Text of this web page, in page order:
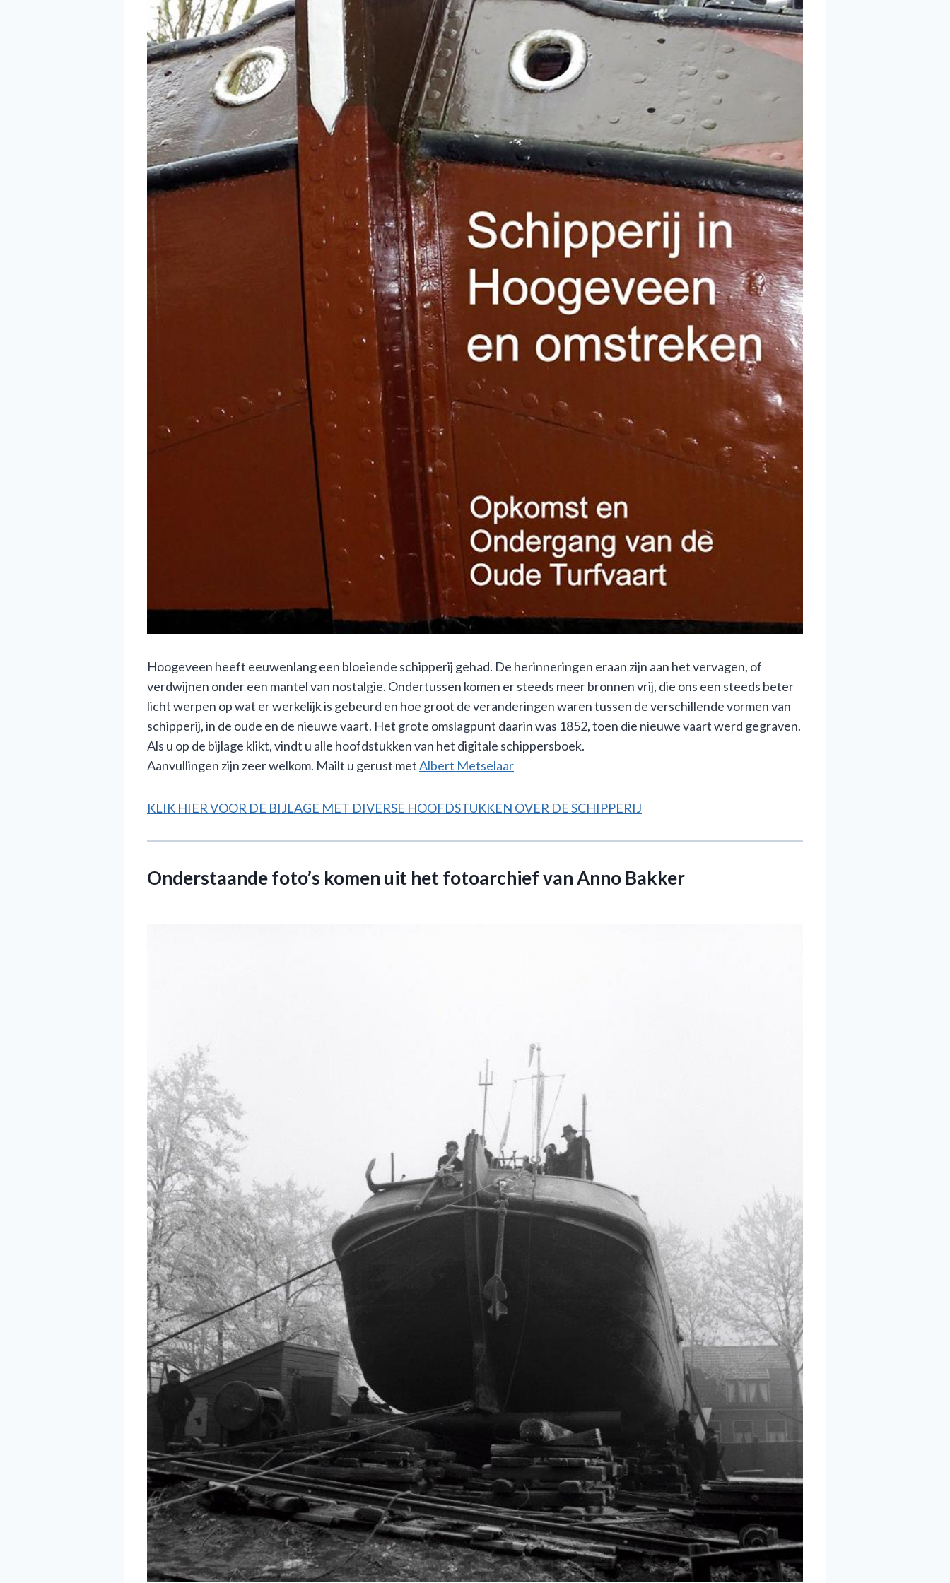
Hoogeveen heeft eeuwenlang een bloeiende schipperij gehad. De herinneringen eraan zijn aan het vervagen, of
verdwijnen onder een mantel van nostalgie. Ondertussen komen er steeds meer bronnen vrij, die ons een steeds beter
licht werpen op wat er werkelijk is gebeurd en hoe groot de veranderingen waren tussen de verschillende vormen van
schipperij, in de oude en de nieuwe vaart. Het grote omslagpunt daarin was 1852, toen die nieuwe vaart werd gegraven.
Als u op de bijlage klikt, vindt u alle hoofdstukken van het digitale schippersboek.
Aanvullingen zijn zeer welkom. Mailt u gerust metAlbert Metselaar
KLIK HIER VOOR DE BIJLAGE MET DIVERSE HOOFDSTUKKEN OVER DE SCHIPPERIJ
Onderstaande foto’s komen uit het fotoarchief van Anno Bakker